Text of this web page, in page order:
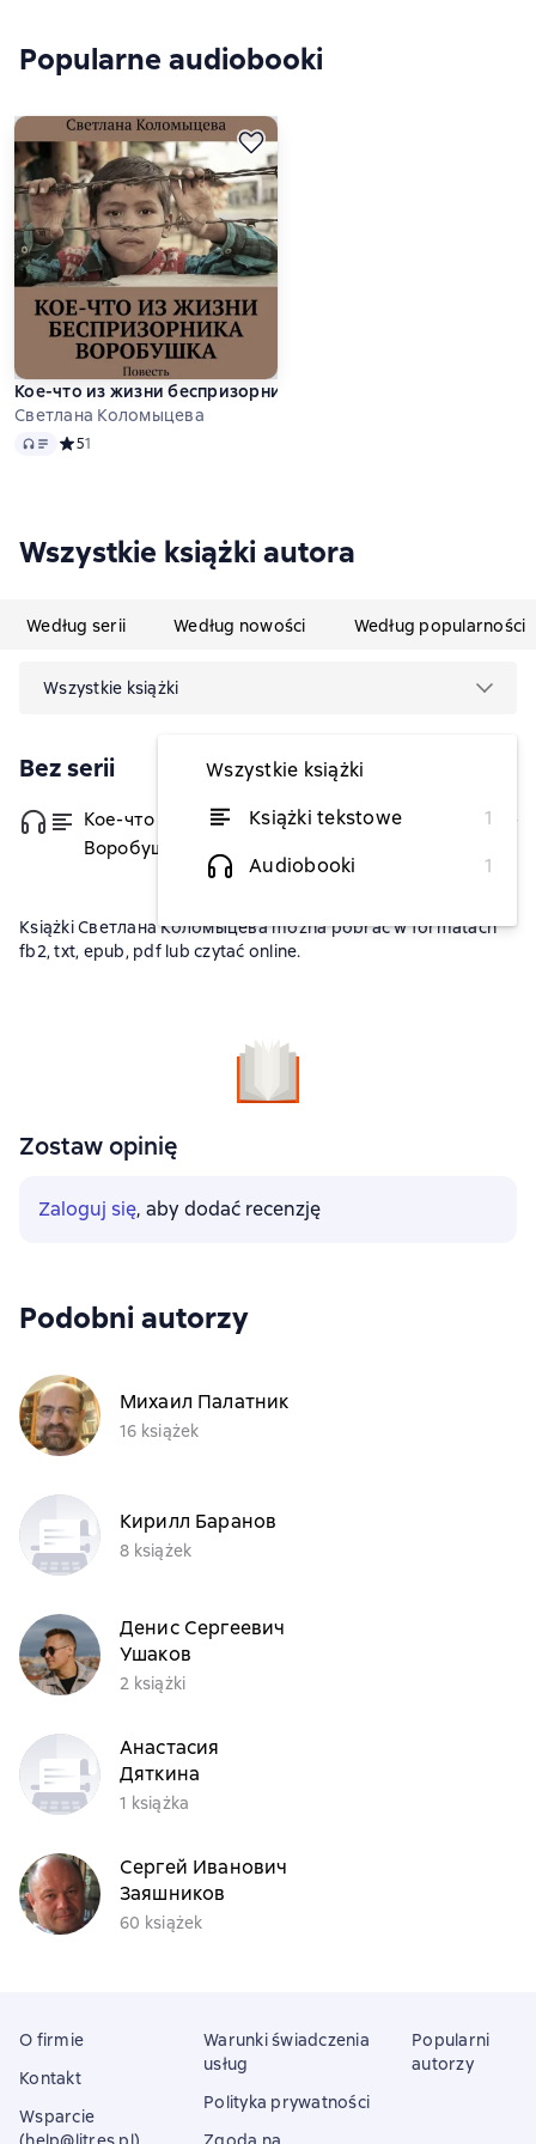
Popularne audiobooki
Кое-что из жизни беспризорника Воробушка. Повесть
Светлана Коломыцева
Audio Средний рейтинг 5 на основе 1 оценок
51
Wszystkie książki autora
Według serii Według nowości Według popularności
Wszystkie książki
Wszystkie książki
Książki tekstowe
1
Audiobooki
1
Bez serii
Кое-что из жизни беспризорника
Воробушка. Повесть
od 9,08 zł
Książki Светлана Коломыцева można pobrać w formatach
fb2, txt, epub, pdf lub czytać online.
Zostaw opinię
Zaloguj się, aby dodać recenzję
Podobni autorzy
Михаил Палатник
16 książek
Кирилл Баранов
8 książek
Денис Сергеевич
Ушаков
2 książki
Анастасия
Дяткина
1 książka
Сергей Иванович
Заяшников
60 książek
O firmie
Kontakt
Wsparcie
Warunki świadczenia
usług
Polityka prywatności
Popularni
autorzy